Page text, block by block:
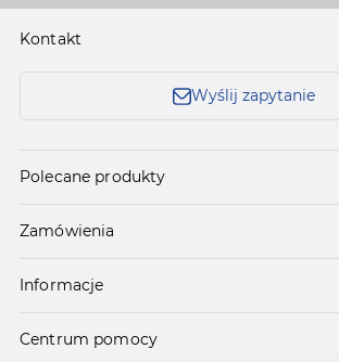
Kontakt
Wyślij zapytanie
Polecane produkty
Zamówienia
Informacje
Centrum pomocy